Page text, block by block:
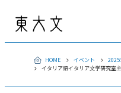
HOME イベント
2025
イタリア語イタリア文学研究室